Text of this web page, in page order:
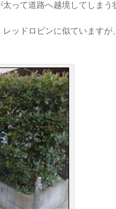
って道路へ越境してしまう
ッドロビンに似ています